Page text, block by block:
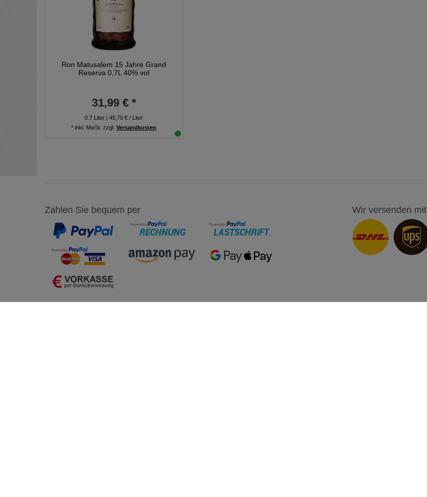
Ron Matusalem 15 Jahre Grand
Reserva 0,7L 40% vol
31,99 € *
0.7 Liter | 45,70 € / Liter
* inkl. MwSt. zzgl. Versandkosten
Zahlen Sie bequem per Wir versenden mit